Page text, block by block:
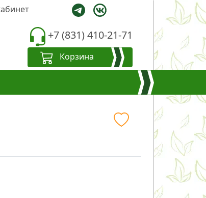
+7 (831) 410-21-71
Корзина